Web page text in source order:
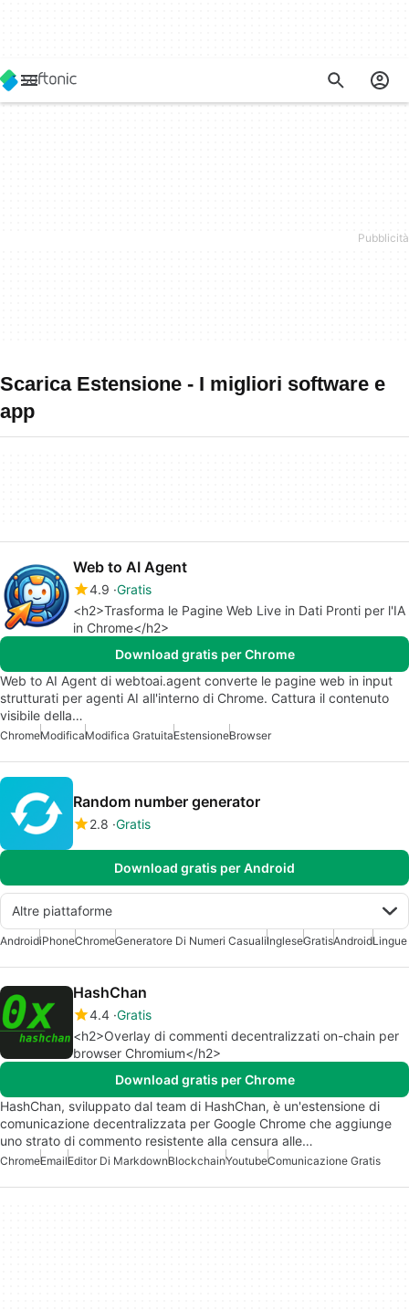
Scarica Estensione - I migliori software e
app
Web to AI Agent
4.9 Gratis
<h2>Trasforma le Pagine Web Live in Dati Pronti per l'IA
in Chrome</h2>
Download gratis per Chrome
Web to AI Agent di webtoai.agent converte le pagine web in input
strutturati per agenti AI all'interno di Chrome. Cattura il contenuto
visibile della…
ChromeModificaModifica GratuitaEstensioneBrowser
Random number generator
2.8 Gratis
Download gratis per Android
Altre piattaforme
AndroidiPhoneChromeGeneratore Di Numeri CasualiIngleseGratisAndroidLingue
HashChan
4.4 Gratis
<h2>Overlay di commenti decentralizzati on-chain per
browser Chromium</h2>
Download gratis per Chrome
HashChan, sviluppato dal team di HashChan, è un'estensione di
comunicazione decentralizzata per Google Chrome che aggiunge
uno strato di commento resistente alla censura alle…
ChromeEmailEditor Di MarkdownBlockchainYoutubeComunicazione Gratis